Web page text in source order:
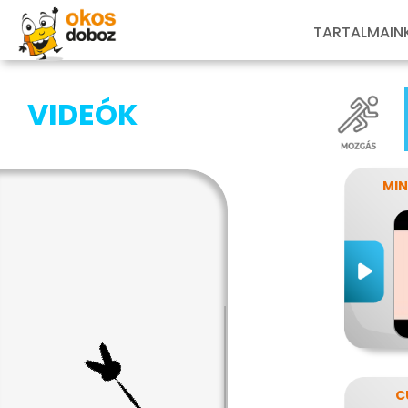
VIDEÓK